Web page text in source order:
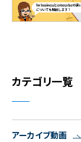
カテゴリ一覧
アーカイブ動画